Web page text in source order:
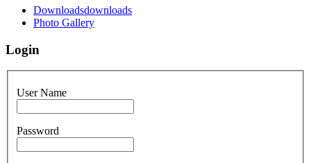
Downloadsdownloads
Photo Gallery
Login
User Name
Password